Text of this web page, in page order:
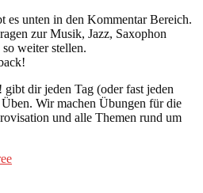
es unten in den Kommentar Bereich.
zur Musik, Jazz, Saxophon
weiter stellen.
dir jeden Tag (oder fast jeden
Wir machen Übungen für die
und alle Themen rund um